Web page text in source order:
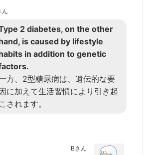
ん
2 diabetes, on the other
is caused by lifestyle
in addition to genetic
方、2型糖尿病は、遺伝的な要
に加えて生活習慣により引き起
こされます。
Bさん